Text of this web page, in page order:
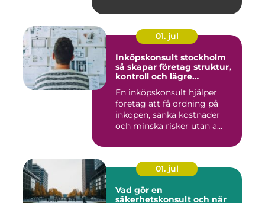
01. jul
Inköpskonsult stockholm
så skapar företag struktur,
kontroll och lägre
En inköpskonsult hjälper
företag att få ordning på
inköpen, sänka kostnader
och minska risker utan a...
01. jul
Vad gör en
säkerhetskonsult och när